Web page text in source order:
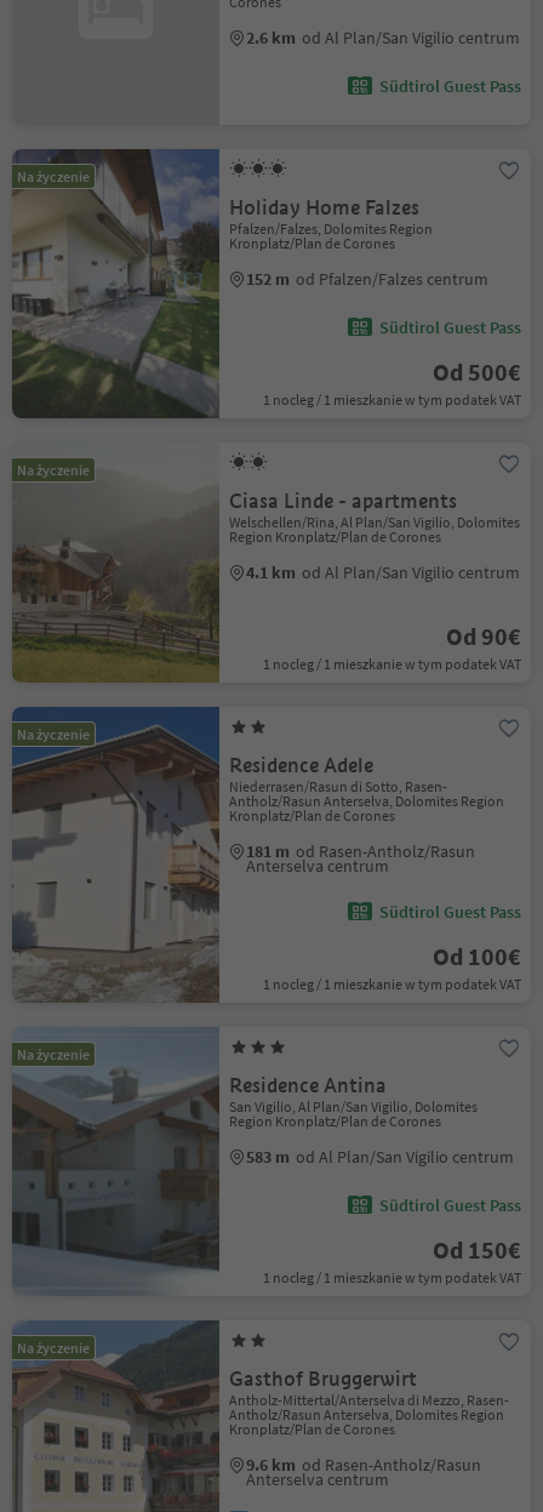
2.6 km od Al Plan/San Vigilio centrum
Südtirol Guest Pass
Na życzenie
Holiday Home Falzes
Pfalzen/Falzes, Dolomites Region
Kronplatz/Plan de Corones
152 m od Pfalzen/Falzes centrum
Südtirol Guest Pass
Od 500€
1 nocleg / 1 mieszkanie w tym podatek VAT
Na życzenie
Ciasa Linde - apartments
Welschellen/Rina, Al Plan/San Vigilio, Dolomites
Region Kronplatz/Plan de Corones
4.1 km od Al Plan/San Vigilio centrum
Od 90€
1 nocleg / 1 mieszkanie w tym podatek VAT
Na życzenie
Residence Adele
Niederrasen/Rasun di Sotto, Rasen-
Antholz/Rasun Anterselva, Dolomites Region
Kronplatz/Plan de Corones
181 m od Rasen-Antholz/Rasun
Anterselva centrum
Südtirol Guest Pass
Od 100€
1 nocleg / 1 mieszkanie w tym podatek VAT
Na życzenie
Residence Antina
San Vigilio, Al Plan/San Vigilio, Dolomites
Region Kronplatz/Plan de Corones
583 m od Al Plan/San Vigilio centrum
Südtirol Guest Pass
Od 150€
1 nocleg / 1 mieszkanie w tym podatek VAT
Na życzenie
Gasthof Bruggerwirt
Antholz-Mittertal/Anterselva di Mezzo, Rasen-
Antholz/Rasun Anterselva, Dolomites Region
Kronplatz/Plan de Corones
9.6 km od Rasen-Antholz/Rasun
Anterselva centrum